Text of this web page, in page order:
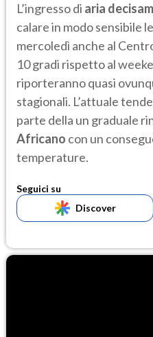
L’ingresso di aria
calare in modo sensibile
mercoledì anche al
10 gradi rispetto al
riporteranno quasi
stagionali. L’attuale
parte della un graduale
Africano con un
temperature.
Seguici su
Discover